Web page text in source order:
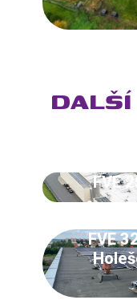
FVE
FVE